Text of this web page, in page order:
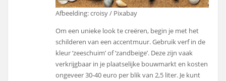
Afbeelding: croisy / Pixabay
Om een unieke look te creëren, begin je met het
schilderen van een accentmuur. Gebruik verf in de
kleur ‘zeeschuim’ of ‘zandbeige’. Deze zijn vaak
verkrijgbaar in je plaatselijke bouwmarkt en kosten
ongeveer 30-40 euro per blik van 2,5 liter. Je kunt